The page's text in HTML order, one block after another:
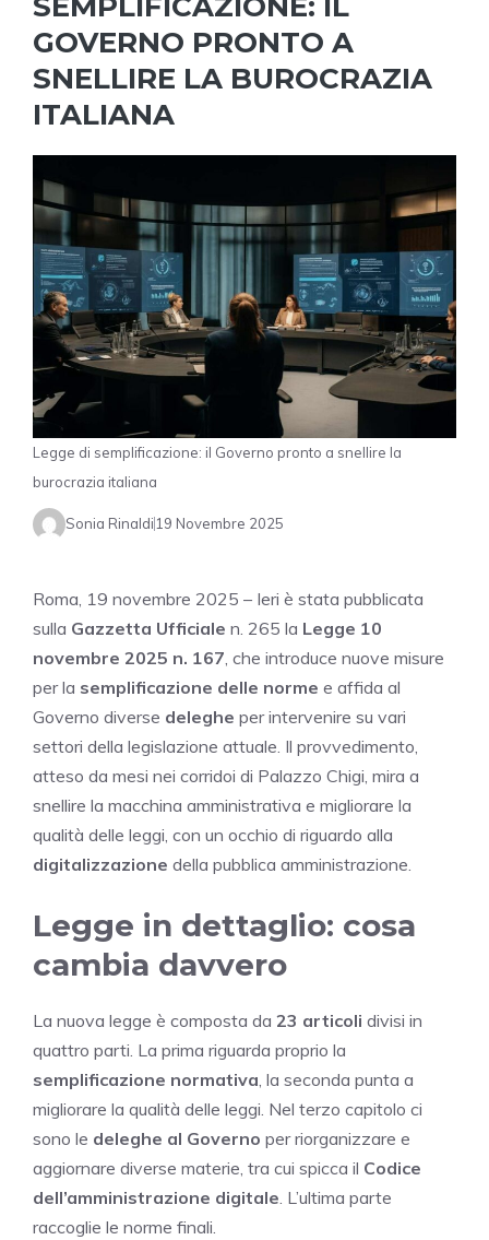
GOVERNO PRONTO A
SNELLIRE LA BUROCRAZIA
ITALIANA
Legge di semplificazione: il Governo pronto a snellire la
burocrazia italiana
Sonia Rinaldi 19 Novembre 2025
Roma, 19 novembre 2025 – Ieri è stata pubblicata
sulla Gazzetta Ufficiale n. 265 la Legge 10
novembre 2025 n. 167 , che introduce nuove misure
per la semplificazione delle norme e affida al
Governo diverse deleghe per intervenire su vari
settori della legislazione attuale. Il provvedimento,
atteso da mesi nei corridoi di Palazzo Chigi, mira a
snellire la macchina amministrativa e migliorare la
qualità delle leggi, con un occhio di riguardo alla
digitalizzazione della pubblica amministrazione.
Legge in dettaglio: cosa
cambia davvero
La nuova legge è composta da 23 articoli divisi in
quattro parti. La prima riguarda proprio la
semplificazione normativa , la seconda punta a
migliorare la qualità delle leggi. Nel terzo capitolo ci
sono le deleghe al Governo per riorganizzare e
aggiornare diverse materie, tra cui spicca il Codice
dell’amministrazione digitale . L’ultima parte
raccoglie le norme finali.